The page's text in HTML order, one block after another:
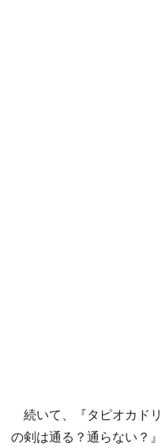
続いて、『タピオカド
の剣は通る？通らない？